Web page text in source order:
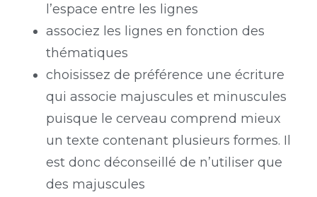
l’espace entre les lignes
associez les lignes en fonction des
thématiques
choisissez de préférence une écriture
qui associe majuscules et minuscules
puisque le cerveau comprend mieux
un texte contenant plusieurs formes. Il
est donc déconseillé de n’utiliser que
des majuscules